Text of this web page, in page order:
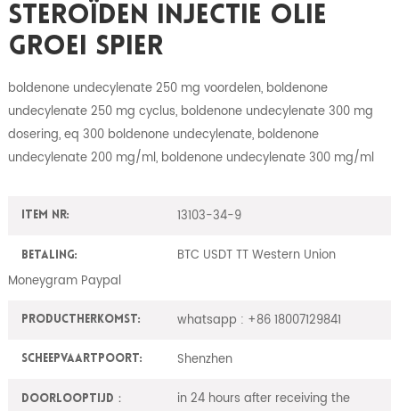
Steroïden Injectie Olie
Groei Spier
boldenone undecylenate 250 mg voordelen, boldenone
undecylenate 250 mg cyclus, boldenone undecylenate 300 mg
dosering, eq 300 boldenone undecylenate, boldenone
undecylenate 200 mg/ml, boldenone undecylenate 300 mg/ml
Item nr: 13103-34-9
Betaling:
BTC USDT TT Western Union
Moneygram Paypal
ProductHerkomst: whatsapp : +86 18007129841
Scheepvaartpoort: Shenzhen
Doorlooptijd：
in 24 hours after receiving the